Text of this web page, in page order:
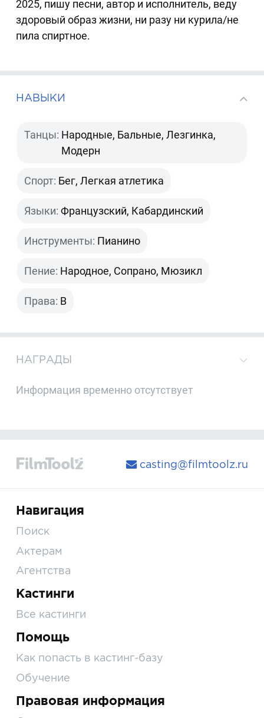
2025, пишу песни, автор и исполнитель, веду
здоровый образ жизни, ни разу ни курила/не
пила спиртное.
НАВЫКИ
Танцы: Народные, Бальные, Лезгинка,
Модерн
Спорт: Бег, Легкая атлетика
Языки: Французский, Кабардинский
Инструменты: Пианино
Пение: Народное, Сопрано, Мюзикл
Права: B
НАГРАДЫ
Информация временно отсутствует
casting@filmtoolz.ru
Навигация
Поиск
Актерам
Агентства
Кастинги
Все кастинги
Помощь
Как попасть в кастинг-базу
Обучение
Правовая информация